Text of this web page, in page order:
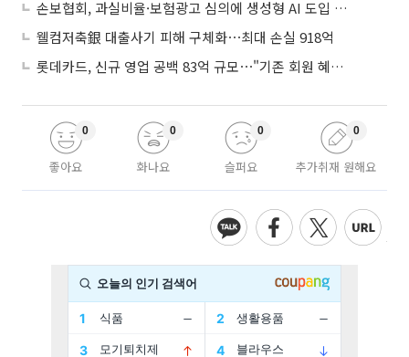
손보협회, 과실비율·보험광고 심의에 생성형 AI 도입 추진
웰컴저축銀 대출사기 피해 구체화⋯최대 손실 918억
롯데카드, 신규 영업 공백 83억 규모⋯"기존 회원 혜택으로 방어"
좋아요
0
화나요
0
슬퍼요
0
추가취재 원해요
0